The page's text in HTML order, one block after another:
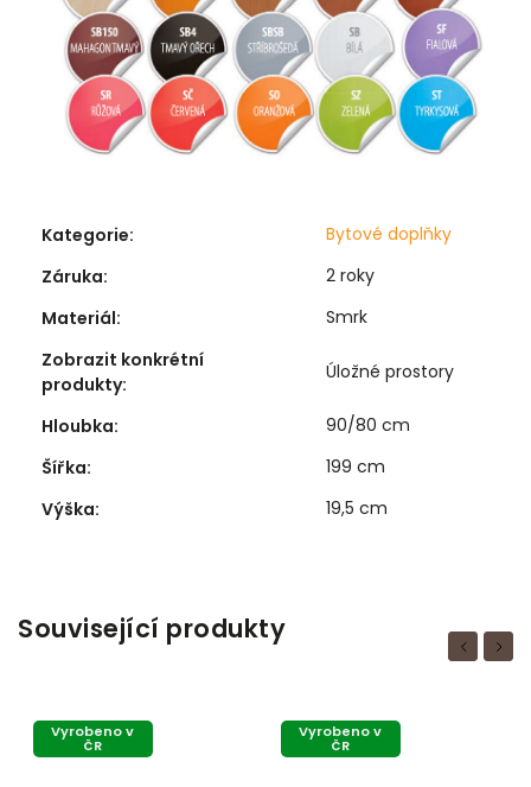
Kategorie:
Bytové doplňky
Záruka:
2 roky
Materiál:
Smrk
Zobrazit konkrétní
produkty:
Úložné prostory
Hloubka:
90/80 cm
Šířka:
199 cm
Výška: 19,5 cm
Související produkty Previous
Vyrobeno v
ČR
Vyrobeno v
ČR
Next